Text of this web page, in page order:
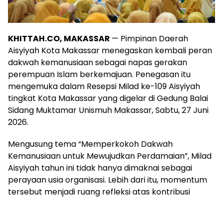
KHITTAH.CO, MAKASSAR — Pimpinan Daerah
Aisyiyah Kota Makassar menegaskan kembali peran
dakwah kemanusiaan sebagai napas gerakan
perempuan Islam berkemajuan. Penegasan itu
mengemuka dalam Resepsi Milad ke-109 Aisyiyah
tingkat Kota Makassar yang digelar di Gedung Balai
Sidang Muktamar Unismuh Makassar, Sabtu, 27 Juni
2026.
Mengusung tema “Memperkokoh Dakwah
Kemanusiaan untuk Mewujudkan Perdamaian”, Milad
Aisyiyah tahun ini tidak hanya dimaknai sebagai
perayaan usia organisasi. Lebih dari itu, momentum
tersebut menjadi ruang refleksi atas kontribusi